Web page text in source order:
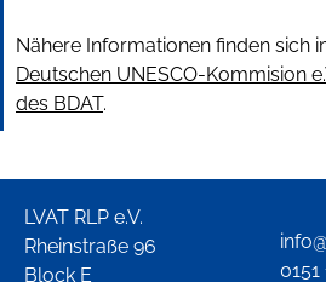
Nähere Informationen finden sich
Deutschen UNESCO-Kommision
des BDAT.
LVAT RLP e.V.
Rheinstraße 96
Block E
0151